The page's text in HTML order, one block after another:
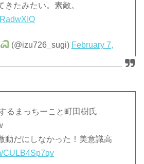
きたみたい。素敵。
(@izu726_sugi) February 7,
るまっちーこと町田樹氏
動だにしなかった！美意識高
CULB4Sp7qv